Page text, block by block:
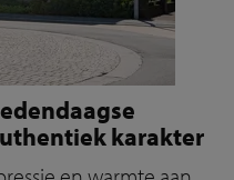
karakter